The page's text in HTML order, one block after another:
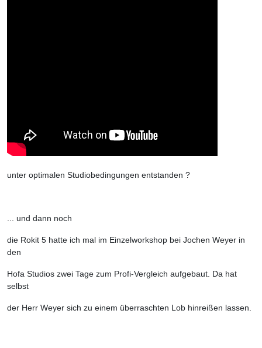
unter optimalen Studiobedingungen entstanden ?
... und dann noch
die Rokit 5 hatte ich mal im Einzelworkshop bei Jochen Weyer in
den
Hofa Studios zwei Tage zum Profi-Vergleich aufgebaut. Da hat
selbst
der Herr Weyer sich zu einem überraschten Lob hinreißen lassen.